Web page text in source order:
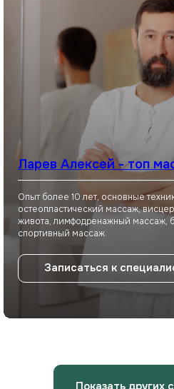
Ларев Алексей - топ
Опыт более 10 лет, основные
остеопластический массаж,
живота, лимфодренажный массаж,
спортивный массаж.
Записаться к
Показать других
+7
согласие на обработку
персональных данных
в
Политикой
Отправить